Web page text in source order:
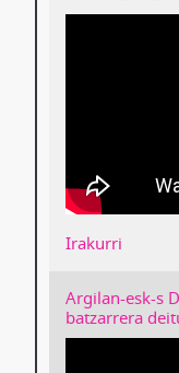
Irakurri
Argilan-esk-s
batzarrera